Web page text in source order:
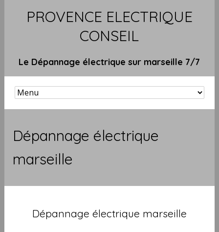
PROVENCE ELECTRIQUE
CONSEIL
Le Dépannage électrique sur marseille 7/7
Dépannage électrique
marseille
Dépannage électrique marseille